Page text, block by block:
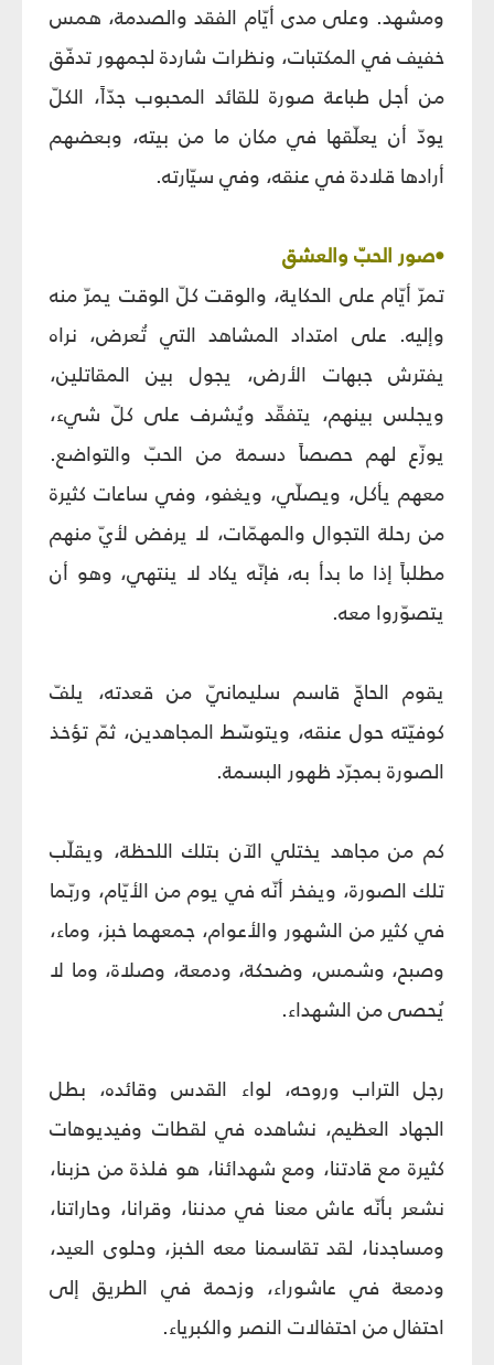
ومشهد. وعلى مدى أيّام الفقد والصدمة، همس
خفيف في المكتبات، ونظرات شاردة لجمهور تدفّق
من أجل طباعة صورة للقائد المحبوب جدّاً، الكلّ
يودّ أن يعلّقها في مكان ما من بيته، وبعضهم
أرادها قلادة في عنقه، وفي سيّارته.
•صور الحبّ والعشق
تمرّ أيّام على الحكاية، والوقت كلّ الوقت يمرّ منه
وإليه. على امتداد المشاهد التي تُعرض، نراه
يفترش جبهات الأرض، يجول بين المقاتلين،
ويجلس بينهم، يتفقّد ويُشرف على كلّ شيء،
يوزّع لهم حصصاً دسمة من الحبّ والتواضع.
معهم يأكل، ويصلّي، ويغفو، وفي ساعات كثيرة
من رحلة التجوال والمهمّات، لا يرفض لأيّ منهم
مطلباً إذا ما بدأ به، فإنّه يكاد لا ينتهي، وهو أن
يتصوّروا معه.
يقوم الحاجّ قاسم سليمانيّ من قعدته، يلفّ
كوفيّته حول عنقه، ويتوسّط المجاهدين، ثمّ تؤخذ
الصورة بمجرّد ظهور البسمة.
كم من مجاهد يختلي الآن بتلك اللحظة، ويقلّب
تلك الصورة، ويفخر أنّه في يوم من الأيّام، وربّما
في كثير من الشهور والأعوام، جمعهما خبز، وماء،
وصبح، وشمس، وضحكة، ودمعة، وصلاة، وما لا
يُحصى من الشهداء.
رجل التراب وروحه، لواء القدس وقائده، بطل
الجهاد العظيم، نشاهده في لقطات وفيديوهات
كثيرة مع قادتنا، ومع شهدائنا، هو فلذة من حزبنا،
نشعر بأنّه عاش معنا في مدننا، وقرانا، وحاراتنا،
ومساجدنا، لقد تقاسمنا معه الخبز، وحلوى العيد،
ودمعة في عاشوراء، وزحمة في الطريق إلى
احتفال من احتفالات النصر والكبرياء.